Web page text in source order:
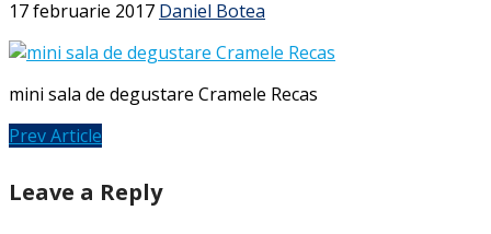
17 februarie 2017 Daniel Botea
mini sala de degustare Cramele Recas
Prev Article
Leave a Reply